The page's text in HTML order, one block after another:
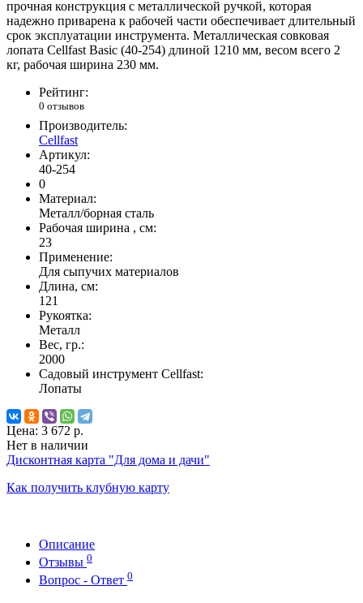
прочная конструкция с металлической ручкой, которая
надежно приварена к рабочей части обеспечивает длительный
срок эксплуатации инструмента. Металлическая совковая
лопата Cellfast Basic (40-254) длиной 1210 мм, весом всего 2
кг, рабочая ширина 230 мм.
Рейтинг:
0 отзывов
Производитель:
Cellfast
Артикул:
40-254
0
Материал:
Металл/борная сталь
Рабочая ширина , см:
23
Применение:
Для сыпучих материалов
Длина, см:
121
Рукоятка:
Металл
Вес, гр.:
2000
Садовый инструмент Cellfast:
Лопаты
Цена: 3 672 р.
Нет в наличии
Дисконтная карта "Для дома и дачи"
Как получить клубную карту
Описание
Отзывы 0
Вопрос - Ответ 0